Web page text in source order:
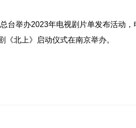
台举办2023年电视剧片单发布活动，
北上》启动仪式在南京举办。